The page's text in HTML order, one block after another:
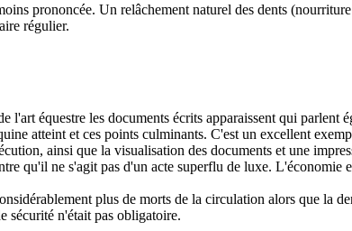
prononcée. Un relâchement naturel des dents
régulier.
équestre les documents écrits apparaissent qui parlent
atteint et ces points culminants. C'est un excellent
ainsi que la visualisation des documents et une
qu'il ne s'agit pas d'un acte superflu de luxe. L'économie
plus de morts de la circulation alors que la
sécurité n'était pas obligatoire.